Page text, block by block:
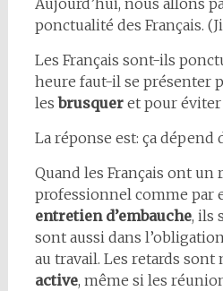
ponctualité des Français.
Les Français sont-ils
heure faut-il se présenter
lesbrusqueret pour éviter
La réponse est: ça dépend
Quand les Français ont un
professionnel comme par
entretien d’embauche, ils
sont aussi dans
au travail. Les retards sont
active, même si les